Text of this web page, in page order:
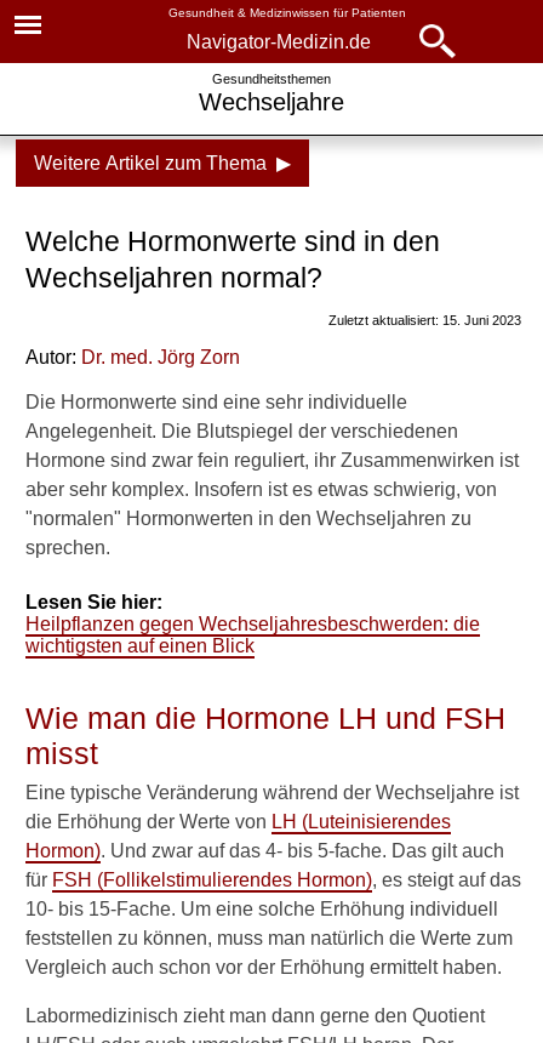
Gesundheit & Medizinwissen für Patienten
Navigator-Medizin.de
Gesundheitsthemen
Wechseljahre
Weitere Artikel zum Thema ▶
Welche Hormonwerte sind in den
Wechseljahren normal?
Zuletzt aktualisiert: 15. Juni 2023
Autor: Dr. med. Jörg Zorn
Die Hormonwerte sind eine sehr individuelle
Angelegenheit. Die Blutspiegel der verschiedenen
Hormone sind zwar fein reguliert, ihr Zusammenwirken ist
aber sehr komplex. Insofern ist es etwas schwierig, von
"normalen" Hormonwerten in den Wechseljahren zu
sprechen.
Lesen Sie hier:
Heilpflanzen gegen Wechseljahresbeschwerden: die
wichtigsten auf einen Blick
Wie man die Hormone LH und FSH
misst
Eine typische Veränderung während der Wechseljahre ist
die Erhöhung der Werte von LH (Luteinisierendes
Hormon). Und zwar auf das 4- bis 5-fache. Das gilt auch
für FSH (Follikelstimulierendes Hormon), es steigt auf das
10- bis 15-Fache. Um eine solche Erhöhung individuell
feststellen zu können, muss man natürlich die Werte zum
Vergleich auch schon vor der Erhöhung ermittelt haben.
Labormedizinisch zieht man dann gerne den Quotient
► News
► Diagnostik & Laborwerte
► Gesundheitsthemen
▾
Gesundheitsthemen
Wechseljahre: alle Fragen,
alle Antworten
Prämenopause
Postmenopause
Östrogenmangel und seine
Folgen
Wechseljahre
hinauszögern?
Ernährung
Nahrungsergänzungmittel
Sport und Entspannung
Heilpflanzen und Tee
Untersuchungen
Normale Hormonwerte in
den Wechseljahren